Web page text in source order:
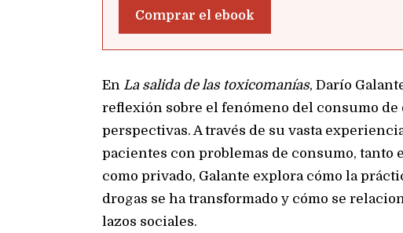
Comprar el ebook
En La salida de las toxicomanías, Darío
reflexión sobre el fenómeno del consumo de
perspectivas. A través de su vasta
pacientes con problemas de consumo, tanto
como privado, Galante explora cómo la
drogas se ha transformado y cómo se
lazos sociales.